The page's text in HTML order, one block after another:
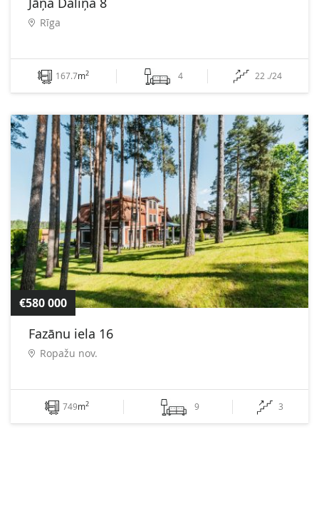
Rīga
167.7m2 4 22 ./24
€580 000
Fazānu iela 16
Ropažu nov.
749m2 9 3